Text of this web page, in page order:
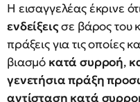
Η εισαγγελέας έκρινε
ενδείξειςσε βάρος του
πράξεις για τις οποίες
βιασμό κατά συρροή,
γενετήσια πράξη
αντίσταση κατά